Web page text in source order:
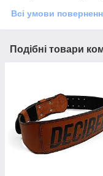
Всі умови
Подібні товари